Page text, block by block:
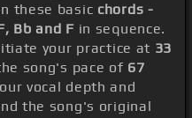
these basic chords -
Bb and F in sequence.
your practice at 33
song's pace of 67
vocal depth and
the song's original